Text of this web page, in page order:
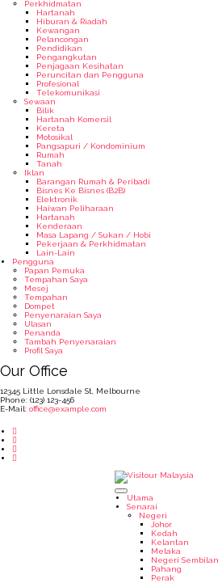
Perkhidmatan
Hartanah
Hiburan & Riadah
Kewangan
Pelancongan
Pendidikan
Pengangkutan
Penjagaan Kesihatan
Peruncitan dan Pengguna
Profesional
Telekomunikasi
Sewaan
Bilik
Hartanah Komersil
Kereta
Motosikal
Pangsapuri / Kondominium
Rumah
Tanah
Iklan
Barangan Rumah & Peribadi
Bisnes Ke Bisnes (B2B)
Elektronik
Haiwan Peliharaan
Hartanah
Kenderaan
Masa Lapang / Sukan / Hobi
Pekerjaan & Perkhidmatan
Lain-Lain
Pengguna
Papan Pemuka
Tempahan Saya
Mesej
Tempahan
Dompet
Penyenaraian Saya
Ulasan
Penanda
Tambah Penyenaraian
Profil Saya
Our Office
12345 Little Lonsdale St, Melbourne
Phone: (123) 123-456
E-Mail: office@example.com
Utama
Senarai
Negeri
Johor
Kedah
Kelantan
Melaka
Negeri Sembilan
Pahang
Perak